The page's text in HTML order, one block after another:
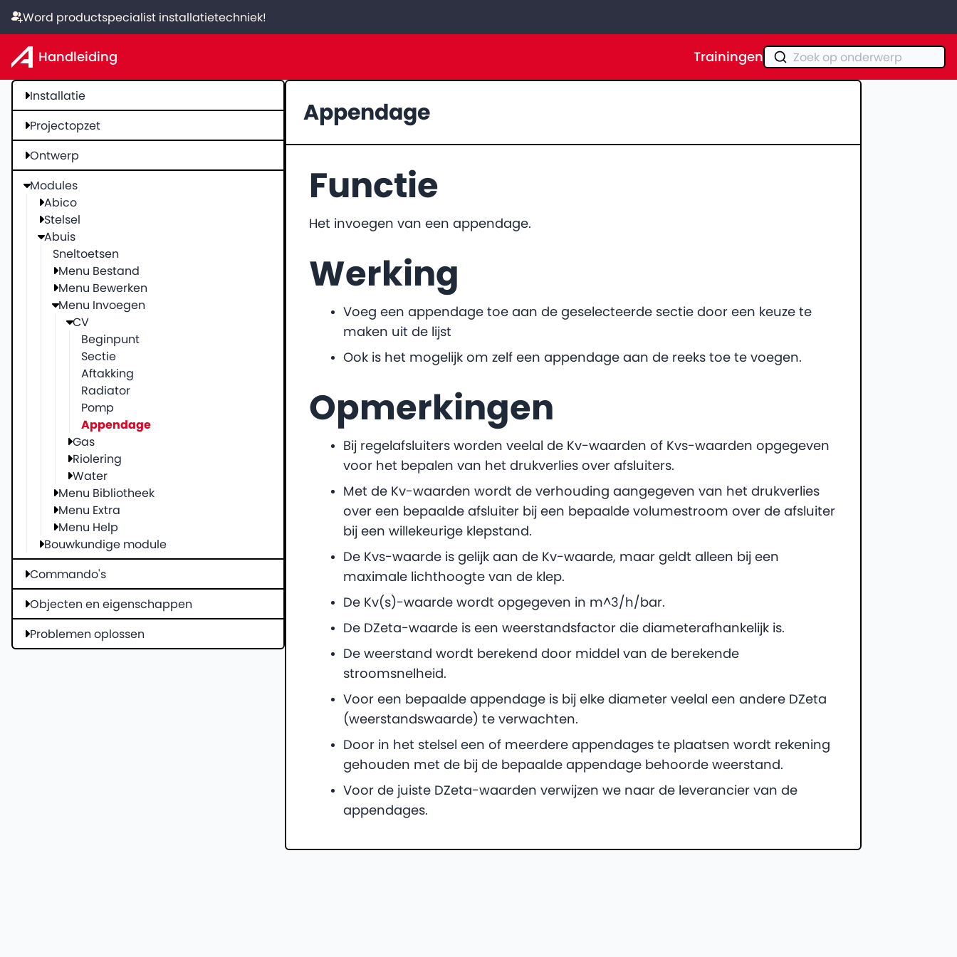
Word productspecialist installatietechniek!
Handleiding Trainingen Zoek op onderwerp
Installatie
Projectopzet
Ontwerp
Modules
Abico
Stelsel
Abuis
Sneltoetsen
Menu Bestand
Menu Bewerken
Menu Invoegen
CV
Beginpunt
Sectie
Aftakking
Radiator
Pomp
Appendage
Gas
Riolering
Water
Menu Bibliotheek
Menu Extra
Menu Help
Bouwkundige module
Commando's
Objecten en eigenschappen
Problemen oplossen
Appendage
Functie
Het invoegen van een appendage.
Werking
Voeg een appendage toe aan de geselecteerde sectie door een keuze te
maken uit de lijst
Ook is het mogelijk om zelf een appendage aan de reeks toe te voegen.
Opmerkingen
Bij regelafsluiters worden veelal de Kv-waarden of Kvs-waarden opgegeven
voor het bepalen van het drukverlies over afsluiters.
Met de Kv-waarden wordt de verhouding aangegeven van het drukverlies
over een bepaalde afsluiter bij een bepaalde volumestroom over de afsluiter
bij een willekeurige klepstand.
De Kvs-waarde is gelijk aan de Kv-waarde, maar geldt alleen bij een
maximale lichthoogte van de klep.
De Kv(s)-waarde wordt opgegeven in m^3/h/bar.
De DZeta-waarde is een weerstandsfactor die diameterafhankelijk is.
De weerstand wordt berekend door middel van de berekende
stroomsnelheid.
Voor een bepaalde appendage is bij elke diameter veelal een andere DZeta
(weerstandswaarde) te verwachten.
Door in het stelsel een of meerdere appendages te plaatsen wordt rekening
gehouden met de bij de bepaalde appendage behoorde weerstand.
Voor de juiste DZeta-waarden verwijzen we naar de leverancier van de
appendages.